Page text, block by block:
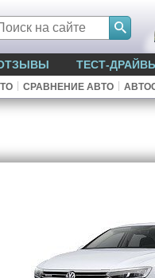
ТЕСТ-
СРАВНЕНИЕ АВТО